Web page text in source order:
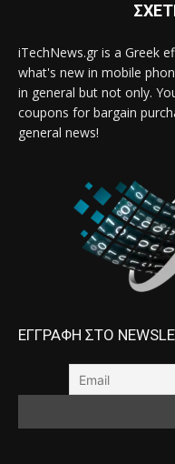
iTechNews.gr is a Greek
what's new in mobile
in general but not only.
coupons for bargain
general news!
ΕΓΓΡΑΦΗ ΣΤΟ